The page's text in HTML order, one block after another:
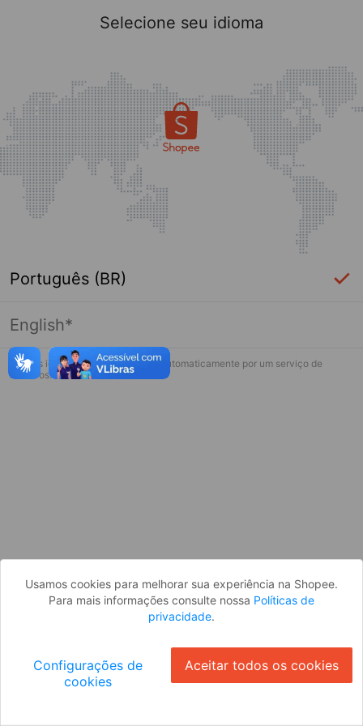
Página indisponível
Desculpe, algo deu errado. Faça login
Selecione seu idioma
Português (BR)
English*
* Esses idiomas serão traduzidos automaticamente por um serviço de
terceiros.
Usamos cookies para melhorar sua experiência na Shopee.
Para mais informações consulte nossa Políticas de
privacidade.
Configurações de
cookies
Aceitar todos os cookies